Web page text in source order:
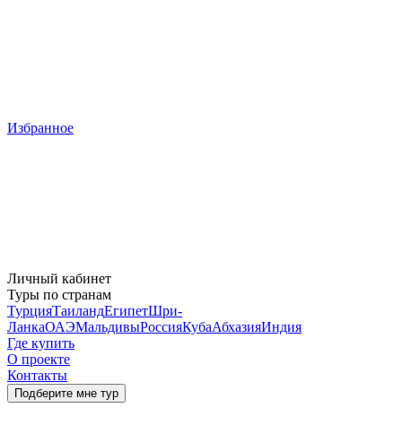
Избранное
Личный кабинет
Туры по странам
ТурцияТаиландЕгипетШри-
ЛанкаОАЭМальдивыРоссияКубаАбхазияИндия
Где купить
О проекте
Контакты
Подберите мне тур